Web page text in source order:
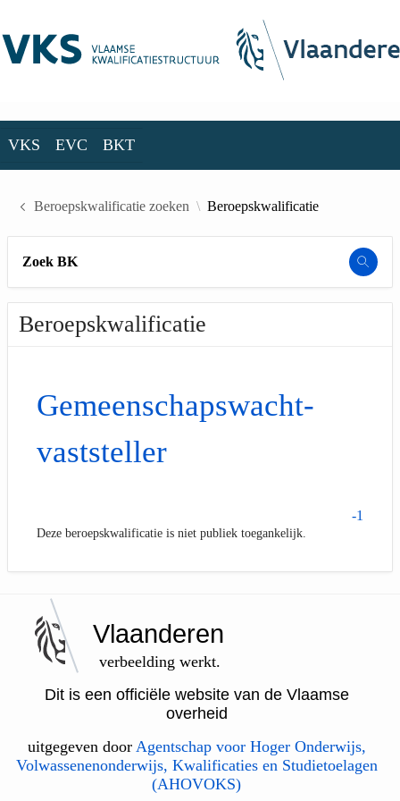
VKS EVC BKT
Beroepskwalificatie zoeken Beroepskwalificatie
Zoek BK
Beroepskwalificatie
Gemeenschapswacht-
vaststeller
-1
Deze beroepskwalificatie is niet publiek toegankelijk.
Vlaanderen
verbeelding werkt.
Dit is een officiële website van de Vlaamse
overheid
uitgegeven door Agentschap voor Hoger Onderwijs,
Volwassenenonderwijs, Kwalificaties en Studietoelagen
(AHOVOKS)